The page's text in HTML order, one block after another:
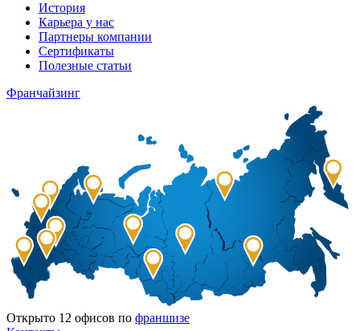
История
Карьера у нас
Партнеры компании
Сертификаты
Полезные статьи
Франчайзинг
Открыто 12 офисов по франшизе